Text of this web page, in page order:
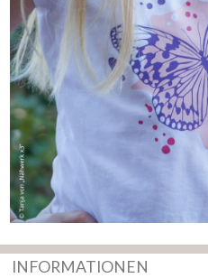
INFORMATIONEN